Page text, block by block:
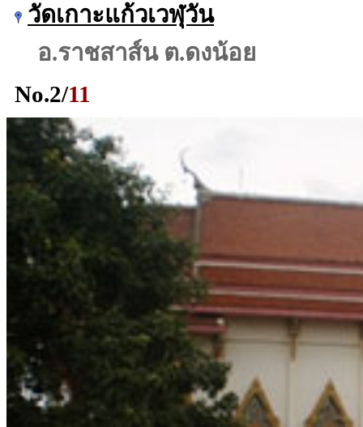
วัดเกาะแก้วเวฬุวัน
อ.ราชสาส์น ต.ดงน้อย
No.2/11